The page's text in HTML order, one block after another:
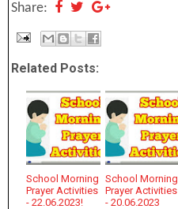
Share:
Related Posts:
School Morning
Prayer Activities
- 22.06.2023!
School Morning
Prayer Activities
- 20.06.2023